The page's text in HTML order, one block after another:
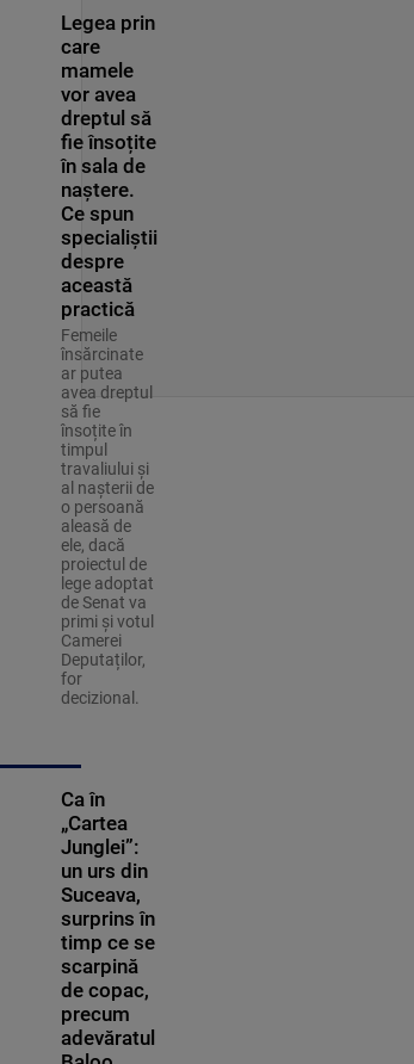
Legea prin
care
mamele
vor avea
dreptul să
fie însoțite
în sala de
naștere.
Ce spun
specialiștii
despre
această
practică
Femeile
însărcinate
ar putea
avea dreptul
să fie
însoțite în
timpul
travaliului și
al nașterii de
o persoană
aleasă de
ele, dacă
proiectul de
lege adoptat
de Senat va
primi și votul
Camerei
Deputaților,
for
decizional.
Ca în
„Cartea
Junglei”:
un urs din
Suceava,
surprins în
timp ce se
scarpină
de copac,
precum
adevăratul